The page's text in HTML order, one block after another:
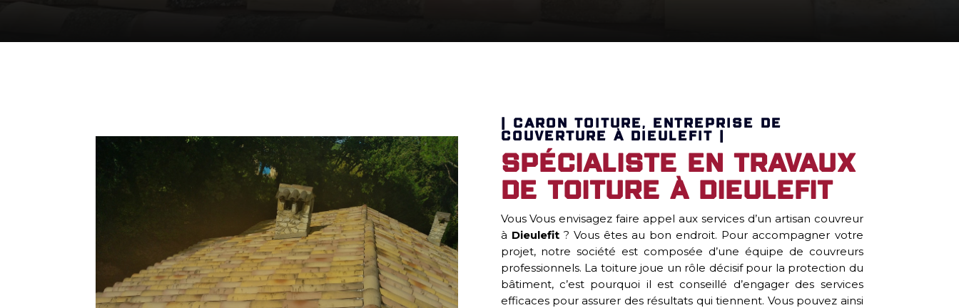
| CARON TOITURE, ENTREPRISE DE
COUVERTURE À DIEULEFIT |
Spécialiste en travaux
de toiture à Dieulefit
Vous Vous envisagez faire appel aux services d’un artisan couvreur
à Dieulefit? Vous êtes au bon endroit. Pour accompagner votre
projet, notre société est composée d’une équipe de couvreurs
professionnels. La toiture joue un rôle décisif pour la protection du
bâtiment, c’est pourquoi il est conseillé d’engager des services
efficaces pour assurer des résultats qui tiennent. Vous pouvez ainsi